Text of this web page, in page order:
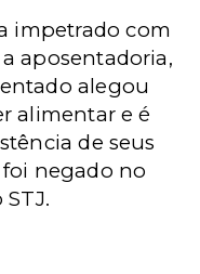
impetrado com
aposentadoria,
alegou
alimentar e é
de seus
negado no